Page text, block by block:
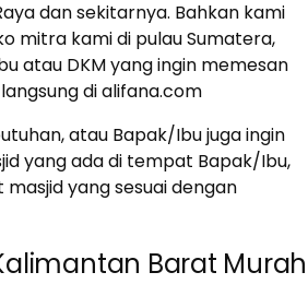
dan sekitarnya. Bahkan kami
mitra kami di pulau Sumatera,
atau DKM yang ingin memesan
di alifana.com
atau Bapak/Ibu juga ingin
yang ada di tempat Bapak/Ibu,
yang sesuai dengan
Barat Murah